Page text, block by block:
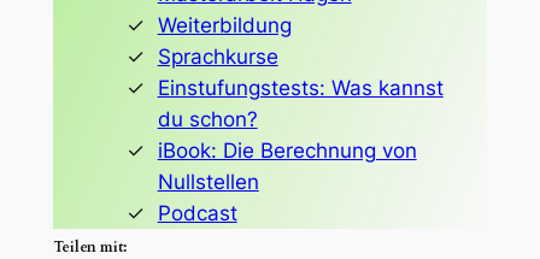
Weiterbildung
Sprachkurse
Einstufungstests: Was kannst
du schon?
iBook: Die Berechnung von
Nullstellen
Podcast
Teilen mit: